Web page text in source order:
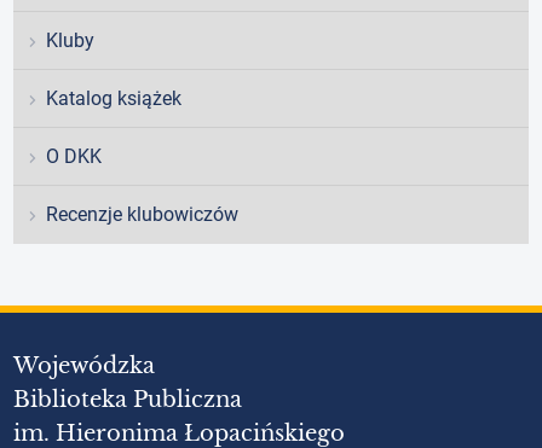
Kluby
Katalog książek
O DKK
Recenzje klubowiczów
Wojewódzka
Biblioteka Publiczna
im. Hieronima Łopacińskiego